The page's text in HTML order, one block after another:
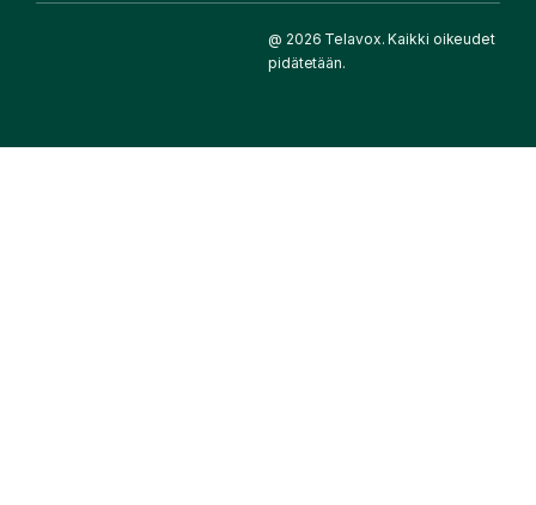
@ 2026 Telavox. Kaikki oikeudet
pidätetään.